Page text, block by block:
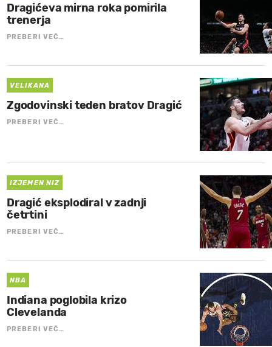
Dragićeva mirna roka pomirila
trenerja
PREBERI VEČ…
VELIKANA
Zgodovinski teden bratov Dragić
PREBERI VEČ…
IZJEMEN NIZ
Dragić eksplodiral v zadnji
četrtini
PREBERI VEČ…
NBA
Indiana poglobila krizo
Clevelanda
PREBERI VEČ…